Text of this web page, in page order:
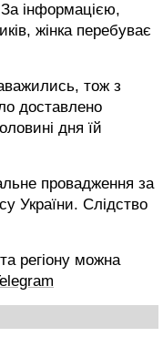
інформацією,
жінка перебуває
тож з
доставлено
дня їй
провадження за
України. Слідство
регіону можна